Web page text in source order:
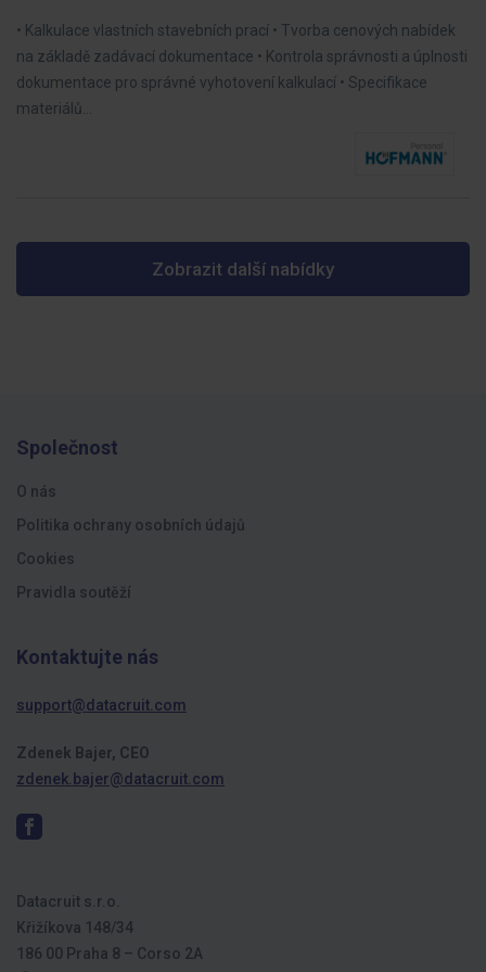
• Kalkulace vlastních stavebních prací • Tvorba cenových nabídek
na základě zadávací dokumentace • Kontrola správnosti a úplnosti
dokumentace pro správné vyhotovení kalkulací • Specifikace
materiálů…
Zobrazit další nabídky
Společnost
O nás
Politika ochrany osobních údajů
Cookies
Pravidla soutěží
Kontaktujte nás
support@datacruit.com
Zdenek Bajer, CEO
zdenek.bajer@datacruit.com
Datacruit s.r.o.
Křižíkova 148/34
186 00 Praha 8 – Corso 2A